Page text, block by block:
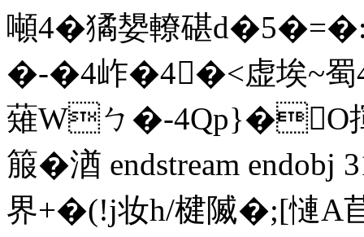
噸4�獝嫢轑碪
�-�4岞�4�<虚埃~蜀
薙Wㄅ�-4Qp}�O揮
箙� 湭 endstream
界+�(!j妆h/楗隇�;[